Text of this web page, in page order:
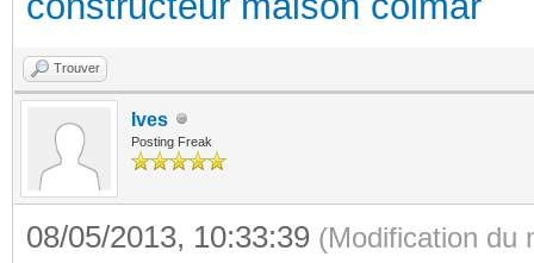
Trouver
Ives
Posting Freak
08/05/2013, 10:33:39 (Modification du